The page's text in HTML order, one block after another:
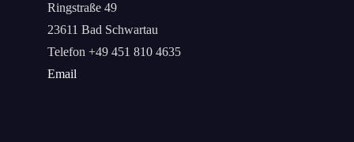
Ringstraße 49
23611 Bad Schwartau
Telefon +49 451 810 4635
Email